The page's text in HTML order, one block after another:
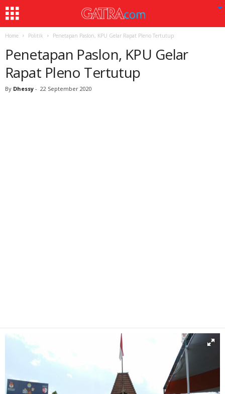
Home Politik Penetapan Paslon, KPU Gelar Rapat Pleno Tertutup
Penetapan Paslon, KPU Gelar
Rapat Pleno Tertutup
By Dhessy - 22 September 2020